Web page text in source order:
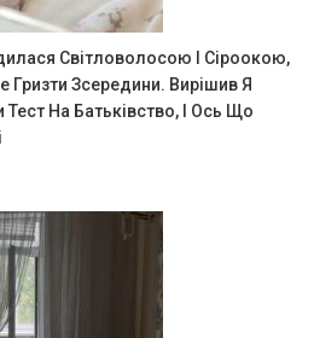
Світловолосою І Сіроокою,
Гризти Зсередини. Вирішив Я
Тест На Батьківство, І Ось Що